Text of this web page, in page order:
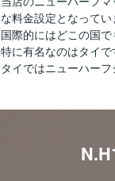
な料金設定となってい
国際的にはどこの国で
特に有名なのはタイで
タイではニューハー